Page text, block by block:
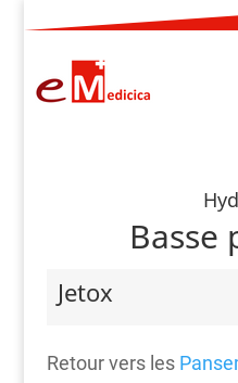
Basse
Jetox
Retour vers les